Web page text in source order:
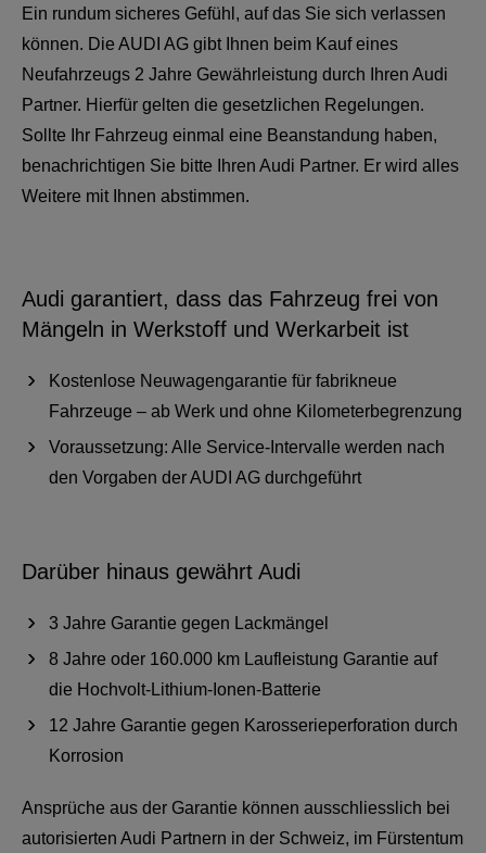
Ein rundum sicheres Gefühl, auf das Sie sich verlassen
können. Die AUDI AG gibt Ihnen beim Kauf eines
Neufahrzeugs 2 Jahre Gewährleistung durch Ihren Audi
Partner. Hierfür gelten die gesetzlichen Regelungen.
Sollte Ihr Fahrzeug einmal eine Beanstandung haben,
benachrichtigen Sie bitte Ihren Audi Partner. Er wird alles
Weitere mit Ihnen abstimmen.
Audi garantiert, dass das Fahrzeug frei von
Mängeln in Werkstoff und Werkarbeit ist
Kostenlose Neuwagengarantie für fabrikneue
Fahrzeuge – ab Werk und ohne Kilometerbegrenzung
Voraussetzung: Alle Service-Intervalle werden nach
den Vorgaben der AUDI AG durchgeführt
Darüber hinaus gewährt Audi
3 Jahre Garantie gegen Lackmängel
8 Jahre oder 160.000 km Laufleistung Garantie auf
die Hochvolt-Lithium-Ionen-Batterie
12 Jahre Garantie gegen Karosserieperforation durch
Korrosion
Ansprüche aus der Garantie können ausschliesslich bei
autorisierten Audi Partnern in der Schweiz, im Fürstentum